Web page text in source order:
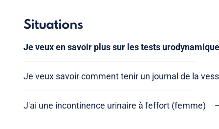
Situations
Je veux en savoir plus sur les tests
Je veux savoir comment tenir un journal de la
J'ai une incontinence urinaire à l'effort (femme)